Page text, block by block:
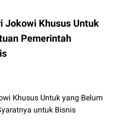
Jokowi Khusus Untuk
Pemerintah
Khusus Untuk yang Belum
untuk Bisnis